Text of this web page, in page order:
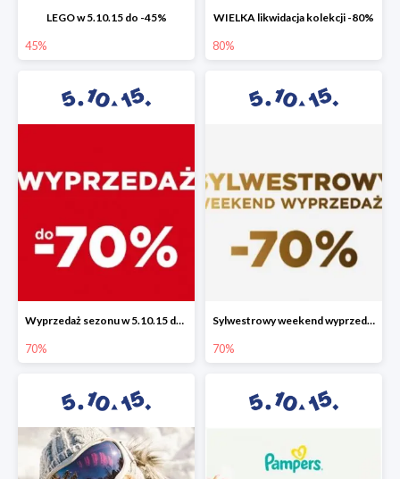
LEGO w 5.10.15 do -45%
45%
WIELKA likwidacja kolekcji -80%
80%
Wyprzedaż sezonu w 5.10.15 do -70%
70%
Sylwestrowy weekend wyprzedaży do -70%
70%